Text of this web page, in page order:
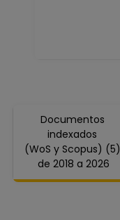
Documentos
indexados
(WoS y Scopus) (5)
de 2018 a 2026